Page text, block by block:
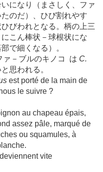
になり（まさしく、ファ
のだ）、ひび割れやす
びわれとなる。柄の上三
こん棒状－球根状にな
で細くなる）。
－ブルのキノコ は C.
思われる。
est porté de la main de
le suivre ?
au chapeau épais,
assez pâle, marqué de
ou squamules, à
vite